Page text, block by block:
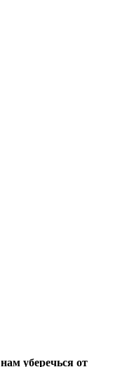
уберечься от